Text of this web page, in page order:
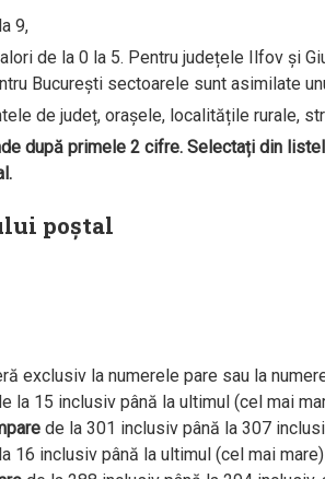
9,
de la 0 la 5. Pentru județele Ilfov și
București sectoarele sunt asimilate
de județ, orașele, localitățile rurale,
după primele 2 cifre. Selectați din
poștal
exclusiv la numerele pare sau la
la 15 inclusiv până la ultimul (cel mai
de la 301 inclusiv până la 307
16 inclusiv până la ultimul (cel mai